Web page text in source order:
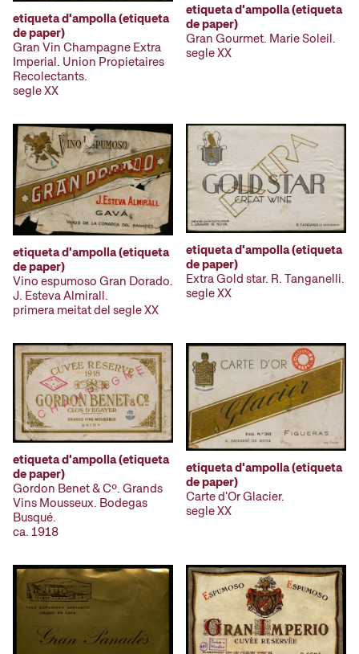
etiqueta d'ampolla (etiqueta
de paper)
Gran Vin Champagne Extra
Imperial. Union Propietaires
Recolectants.
segle XX
etiqueta d'ampolla (etiqueta
de paper)
Gran Gourmet. Marie Soleil.
segle XX
etiqueta d'ampolla (etiqueta
de paper)
Vino espumoso Gran Dorado.
J. Esteva Almirall.
primera meitat del segle XX
etiqueta d'ampolla (etiqueta
de paper)
Extra Gold star. R. Tanganelli.
segle XX
etiqueta d'ampolla (etiqueta
de paper)
Gordon Benet & Cº. Grands
Vins Mousseux. Bodegas
Busqué.
ca. 1918
etiqueta d'ampolla (etiqueta
de paper)
Carte d'Or Glacier.
segle XX